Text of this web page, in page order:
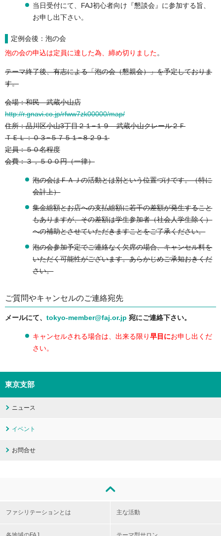
当日受付にて、FAJ初心者向け『懇談会』に参加する旨、
お申し出下さい。
定例会後：泡の会
泡の会の申込は定員に達した為、締め切りました。
テーマ終了後、有志による「泡の会（懇親会）」を予定しておりま
す。
会場：和民 武蔵小山店
http://r.gnavi.co.jp/rfww7zk00000/map/
住所：品川区小山3丁目２１−１９ 武蔵小山クレール２Ｆ
ＴＥＬ：０３−５７５１−８２９１
定員：５０名程度
会費：３，５００円（一律）
泡の会はＦＡＪの活動とは別という位置づけです。（特に
会計上）
集金総額とお店への支払総額に若干の差額が発生すること
もありますが、その差額は学生参加者（社会人学生除く）
への補助とさせていただきますことをご了承ください。
泡の会参加予定でご連絡なく欠席の場合、キャンセル料を
いただく可能性がございます。あらかじめご承知おきくだ
さい。
ご質問やキャンセルのご連絡宛先
メールにて、 tokyo-member@faj.or.jp 宛にご連絡下さい。
キャンセルされる場合は、出来る限り早目にお申し出くだ
さい。
東京支部
ニュース
イベント
お問合せ
ファシリテーションとは 主な活動